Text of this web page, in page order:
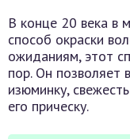
В конце 20 века в
способ окраски
ожиданиям, этот
пор. Он позволяет
изюминку,
его прическу.